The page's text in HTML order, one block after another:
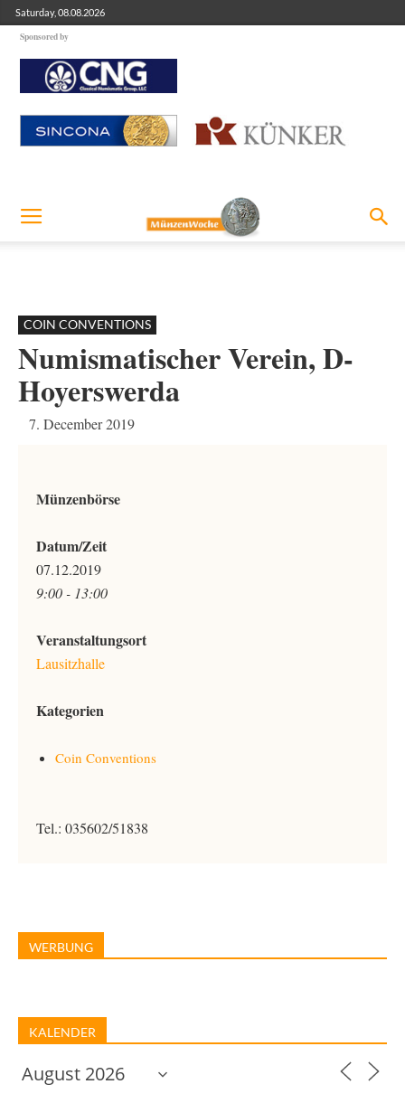
Saturday, 08.08.2026
Sponsored by
COIN CONVENTIONS
Numismatischer Verein, D-
Hoyerswerda
7. December 2019
Münzenbörse
Datum/Zeit
07.12.2019
9:00 - 13:00
Veranstaltungsort
Lausitzhalle
Kategorien
Coin Conventions
Tel.: 035602/51838
WERBUNG
KALENDER